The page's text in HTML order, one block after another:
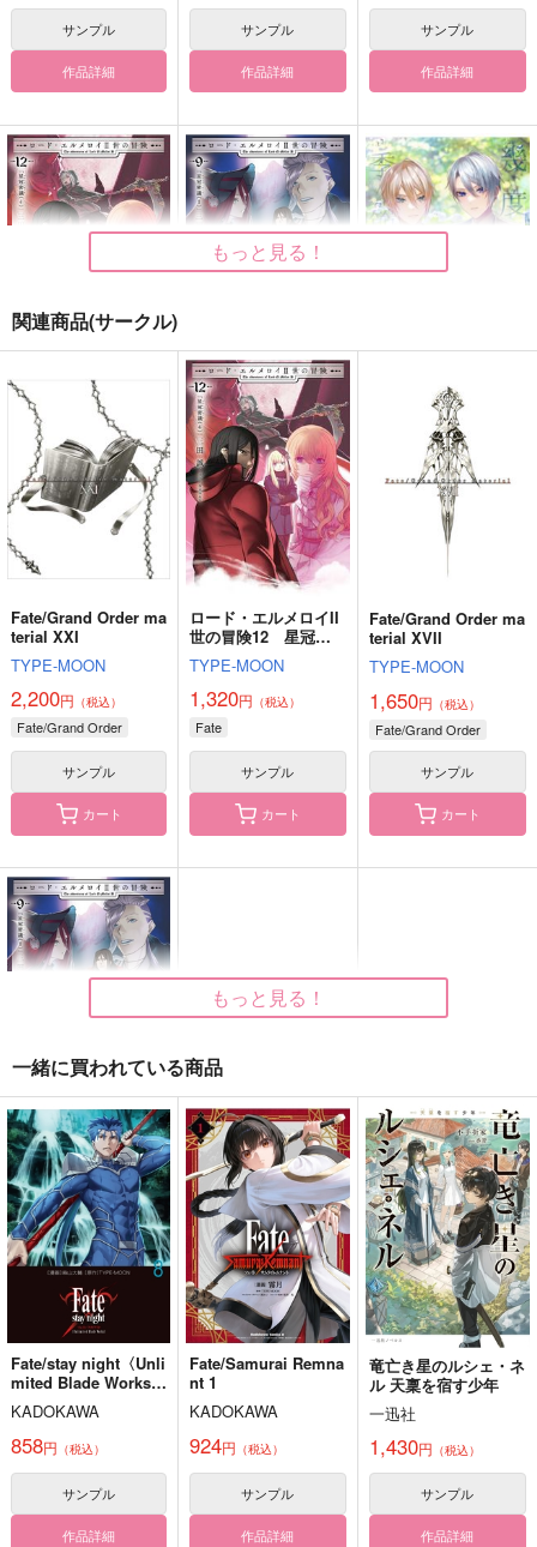
サンプル
作品詳細
サンプル
作品詳細
サンプル
作品詳細
ロード・エルメロイII
世の冒険12 星冠密
議（4）
TYPE-MOON
1,320円（税込）
サンプル
ロード・エルメロイII
世の冒険9 星冠密議
（１）
TYPE-MOON
1,210円（税込）
サンプル
作品詳細
幾度も巡る季節の中で
メメントミント
円（税込）
山姥切国広×山姥切長義
サンプル
星巡る双翼
oniom
472円（税込）
ナイヴズ×ヴァッシュ 食満留三郎×善法寺伊作 330円（税込）
Blue Moon
魑魅魍魎
1,100円（税込）
五条悟×夏油傑
アニマルシュート！ブ
Star☆Moon
（税込）
烏旅人×氷織羊
Moon Night Monster
ドブ屋
990円（税込）
越知月光×毛利寿三郎
もっと見る！
関連商品(サークル)
Fate/Grand Order ma
terial XXI
TYPE-MOON
2,200円 （税込）
Fate/Grand Order
サンプル
カート
ロード・エルメロイII
世の冒険12 星冠密
議（4）
TYPE-MOON
1,320円 （税込）
Fate
サンプル
カート
Fate/Grand Order ma
terial XVII
TYPE-MOON
1,650円 （税込）
Fate/Grand Order
サンプル
カート
ロード・エルメロイII
世の冒険9 星冠密議
（１）
TYPE-MOON
1,210円（税込）
Fate
サンプル
カート
もっと見る！
一緒に買われている商品
Fate/stay night〈Unli
mited Blade Works〉
8
KADOKAWA
858円 （税込）
サンプル
作品詳細
Fate/Samurai Remna
nt 1
KADOKAWA
924円 （税込）
サンプル
作品詳細
竜亡き星のルシェ・ネ
ル 天稟を宿す少年
一迅社
1,430円 （税込）
サンプル
作品詳細